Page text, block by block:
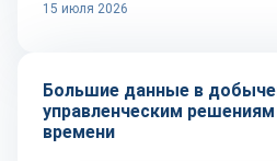
15 июля 2026
Технологии
Большие данные в
управленческим
времени